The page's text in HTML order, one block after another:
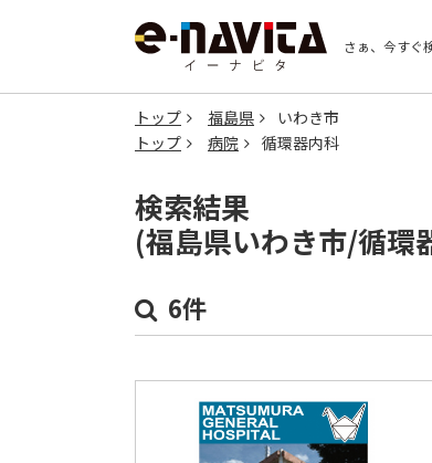
さぁ、今すぐ
トップ 福島県
いわき市
トップ
病院 循環器内科
検索結果
(福島県いわき市/循環
6件